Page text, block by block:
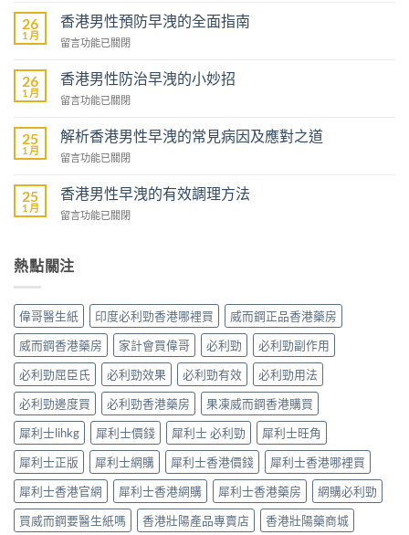
港
芒
果
陽
藥
商
–
專
壯
陽
產
物
中
26
1 月
香港男性預防早洩的全面指南
在
港
男
性
防
早
洩
全
面
中
留言功能已關閉
26
1 月
香港男性防治早洩的小妙招
在
港
男
性
治
早
洩
妙
留言功能已關閉
25
1 月
解析香港男性早洩的常見病因及應對之道
在
析
香
港
早
常
見
病
因
及
應
對
之
道〉
中
留言功能已關閉
25
1 月
香港男性早洩的有效調理方法
在
男
性
洩
的
有
效
調
理
方
法〉
中
留言功能已關閉
熱點關注
偉哥醫生紙 印度必利勁香港哪裡買
威而鋼正品香港藥房
威而鋼香港藥房
家計會買偉哥 必利勁
必利勁副作用
必利勁屈臣氏
必利勁效果 必利勁有效
必利勁用法
必利勁邊度買
必利勁香港藥房
果凍威而鋼香港購買
犀利士lihkg
犀利士價錢 犀利士 必利勁
犀利士旺角
犀利士正版
犀利士網購 犀利士香港價錢
犀利士香港哪裡買
犀利士香港官網
犀利士香港網購 犀利士香港藥房
網購必利勁
買威而鋼要醫生紙嗎
香港壯陽產品專賣店
香港壯陽藥商城